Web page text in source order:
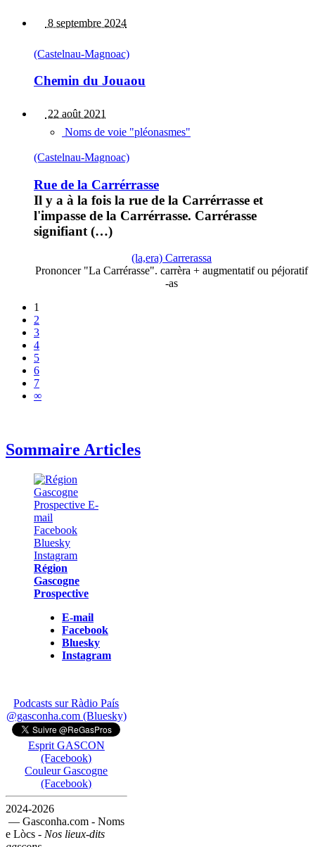
8 septembre 2024
(Castelnau-Magnoac)
Chemin du Jouaou
22 août 2021
Noms de voie "pléonasmes"
(Castelnau-Magnoac)
Rue de la Carrérrasse
Il y a à la fois la rue de la Carrérrasse et
l'impasse de la Carrérrasse. Carrérasse
signifiant (…)
(la,era) Carrerassa
Prononcer "La Carrérasse". carrèra + augmentatif ou péjoratif
-as
1
2
3
4
5
6
7
∞
Sommaire Articles
Région
Gascogne
Prospective
E-mail
Facebook
Bluesky
Instagram
Podcasts sur Ràdio País
@gasconha.com (Bluesky)
Esprit GASCON
(Facebook)
Couleur Gascogne
(Facebook)
2024-2026
— Gasconha.com - Noms
e Lòcs - Nos lieux-dits